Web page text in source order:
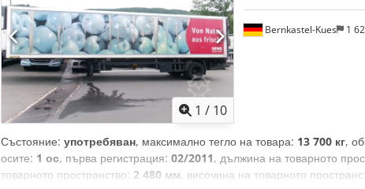
1 / 10
Bernkastel-Kues 1
Състояние: употребяван, максимално тегло на товара: 13 700 кг,
осите: 1 ос, първа регистрация: 02/2011, дължина на товарното
товарното пространство: 2 480 мм, височина на товарното